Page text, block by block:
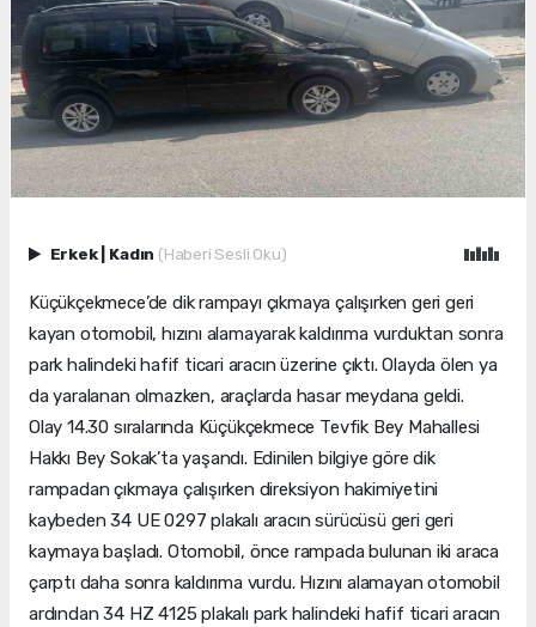
Erkek Kadın (Haberi Sesli Oku)
Küçükçekmece’de dik rampayı çıkmaya çalışırken geri geri
kayan otomobil, hızını alamayarak kaldırıma vurduktan sonra
park halindeki hafif ticari aracın üzerine çıktı. Olayda ölen ya
da yaralanan olmazken, araçlarda hasar meydana geldi.
Olay 14.30 sıralarında Küçükçekmece Tevfik Bey Mahallesi
Hakkı Bey Sokak’ta yaşandı. Edinilen bilgiye göre dik
rampadan çıkmaya çalışırken direksiyon hakimiyetini
kaybeden 34 UE 0297 plakalı aracın sürücüsü geri geri
kaymaya başladı. Otomobil, önce rampada bulunan iki araca
çarptı daha sonra kaldırıma vurdu. Hızını alamayan otomobil
ardından 34 HZ 4125 plakalı park halindeki hafif ticari aracın